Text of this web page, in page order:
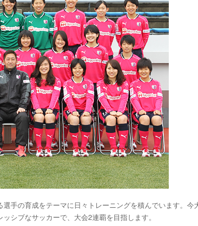
手の育成をテーマに日々トレーニングを積んでいます。今
シブなサッカーで、大会2連覇を目指します。